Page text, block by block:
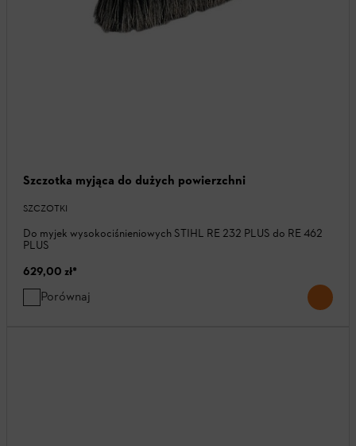
Szczotka myjąca do dużych powierzchni
SZCZOTKI
Do myjek wysokociśnieniowych STIHL RE 232 PLUS do RE 462
PLUS
629,00 zł*
Porównaj